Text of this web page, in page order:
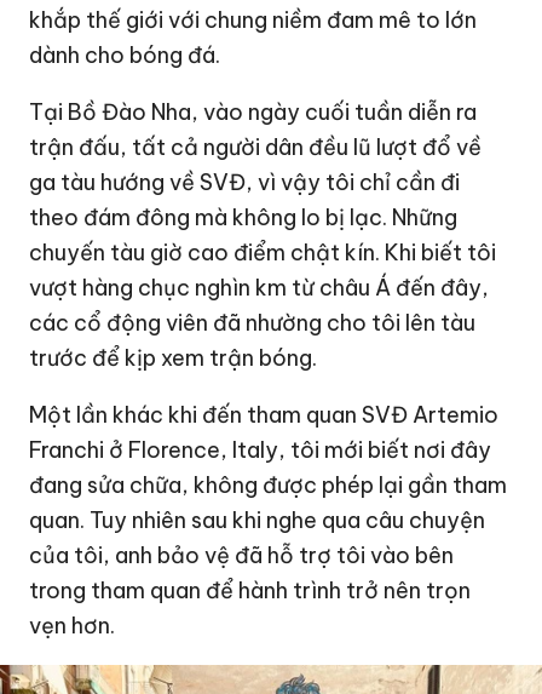
khắp thế giới với chung niềm đam mê to lớn
dành cho bóng đá.
Tại Bồ Đào Nha, vào ngày cuối tuần diễn ra
trận đấu, tất cả người dân đều lũ lượt đổ về
ga tàu hướng về SVĐ, vì vậy tôi chỉ cần đi
theo đám đông mà không lo bị lạc. Những
chuyến tàu giờ cao điểm chật kín. Khi biết tôi
vượt hàng chục nghìn km từ châu Á đến đây,
các cổ động viên đã nhường cho tôi lên tàu
trước để kịp xem trận bóng.
Một lần khác khi đến tham quan SVĐ Artemio
Franchi ở Florence, Italy, tôi mới biết nơi đây
đang sửa chữa, không được phép lại gần tham
quan. Tuy nhiên sau khi nghe qua câu chuyện
của tôi, anh bảo vệ đã hỗ trợ tôi vào bên
trong tham quan để hành trình trở nên trọn
vẹn hơn.